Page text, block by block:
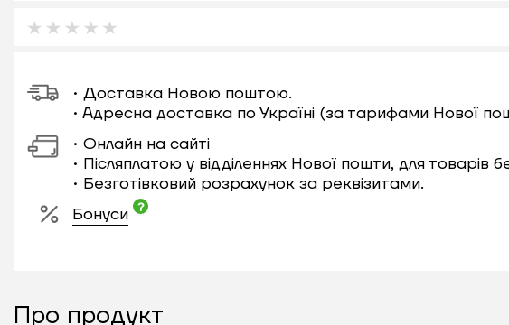
• Доставка Новою поштою.
• Адресна доставка по Україні (за тарифами Нової
• Онлайн на сайті
• Післяплатою у відділеннях Нової пошти, для товарів
• Безготівковий розрахунок за реквізитами.
Бонуси
Про продукт